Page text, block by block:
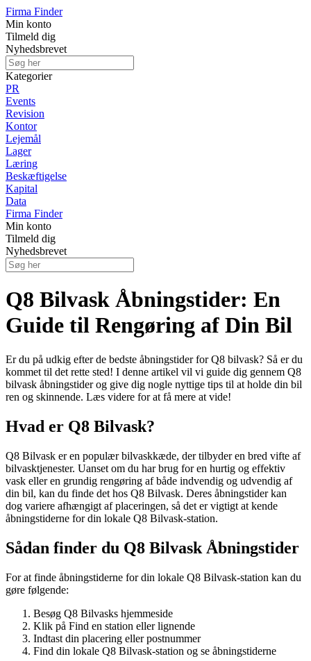
Firma Finder
Min konto
Tilmeld dig
Nyhedsbrevet
Kategorier
PR
Events
Revision
Kontor
Lejemål
Lager
Læring
Beskæftigelse
Kapital
Data
Firma Finder
Min konto
Tilmeld dig
Nyhedsbrevet
Q8 Bilvask Åbningstider: En
Guide til Rengøring af Din Bil
Er du på udkig efter de bedste åbningstider for Q8 bilvask? Så er du
kommet til det rette sted! I denne artikel vil vi guide dig gennem Q8
bilvask åbningstider og give dig nogle nyttige tips til at holde din bil
ren og skinnende. Læs videre for at få mere at vide!
Hvad er Q8 Bilvask?
Q8 Bilvask er en populær bilvaskkæde, der tilbyder en bred vifte af
bilvasktjenester. Uanset om du har brug for en hurtig og effektiv
vask eller en grundig rengøring af både indvendig og udvendig af
din bil, kan du finde det hos Q8 Bilvask. Deres åbningstider kan
dog variere afhængigt af placeringen, så det er vigtigt at kende
åbningstiderne for din lokale Q8 Bilvask-station.
Sådan finder du Q8 Bilvask Åbningstider
For at finde åbningstiderne for din lokale Q8 Bilvask-station kan du
gøre følgende:
Besøg Q8 Bilvasks hjemmeside
Klik på Find en station eller lignende
Indtast din placering eller postnummer
Find din lokale Q8 Bilvask-station og se åbningstiderne